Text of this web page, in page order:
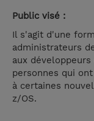
Public visé :
Il s'agit d'une
administrateurs
aux
personnes qui
à certaines
z/OS.